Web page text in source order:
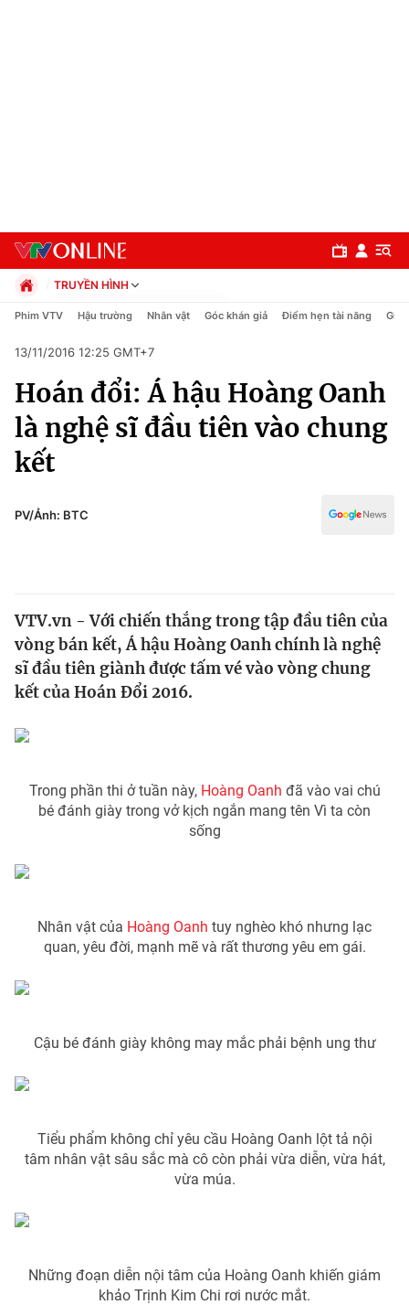
Chuyên mục
Chính trị
Xã hội
Pháp luật
Thế giới
Tin tức
Thế giới đó đây
Câu chuyện quốc tế
Kinh tế
Góc doanh nghiệp
Dữ liệu và đời sống
Truyền hình
Hậu trường
Khán giả
Điện ảnh
Du lịch
Giáo dục
Tuyển sinh
Công nghệ
Hitech Công nghệ tương lai
Sản phẩm
Tư vấn
Giao lưu trực tuyến
Chuyên mục khác
TRUYỀN HÌNH
Chính trị
Pháp luật
Kinh tế
Thể thao
Truyền hình
Phim VTV Hậu trường Nhân vật Góc khán giả Điểm hẹn tài năng Giải
13/11/2016 12:25 GMT+7
Hoán đổi: Á hậu Hoàng Oanh
là nghệ sĩ đầu tiên vào chung
kết
PV/Ảnh: BTC
VTV.vn - Với chiến thắng trong tập đầu tiên của
vòng bán kết, Á hậu Hoàng Oanh chính là nghệ
sĩ đầu tiên giành được tấm vé vào vòng chung
kết của Hoán Đổi 2016.
Trong phần thi ở tuần này, Hoàng Oanh đã vào vai chú
bé đánh giày trong vở kịch ngắn mang tên Vì ta còn
sống
Nhân vật của Hoàng Oanh tuy nghèo khó nhưng lạc
quan, yêu đời, mạnh mẽ và rất thương yêu em gái.
Cậu bé đánh giày không may mắc phải bệnh ung thư
Tiểu phẩm không chỉ yêu cầu Hoàng Oanh lột tả nội
tâm nhân vật sâu sắc mà cô còn phải vừa diễn, vừa hát,
vừa múa.
Những đoạn diễn nội tâm của Hoàng Oanh khiến giám
khảo Trịnh Kim Chi rơi nước mắt.